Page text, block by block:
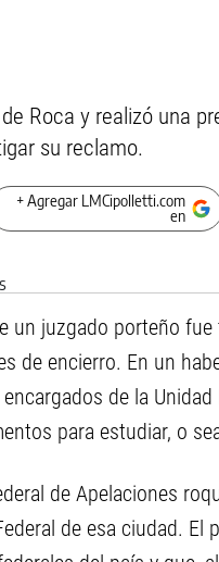
Roca y realizó una
su reclamo.
+ Agregar LMCipolletti.com
en
un juzgado porteño
de encierro. En un
de la
para estudiar, o
de Apelaciones
de esa ciudad. El